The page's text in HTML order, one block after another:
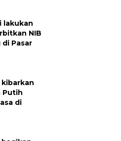
lakukan
NIB
Pasar
Putih
di